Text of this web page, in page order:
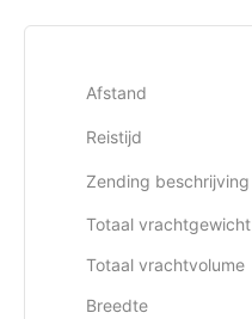
Afstand
Reistijd
Zending beschrijving
Totaal vrachtgewicht
Totaal vrachtvolume
Breedte